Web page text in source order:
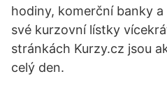
hodiny, komerční banky
své kurzovní lístky
stránkách Kurzy.cz jsou
celý den.